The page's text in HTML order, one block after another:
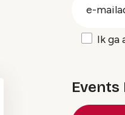
Ik ga
Events